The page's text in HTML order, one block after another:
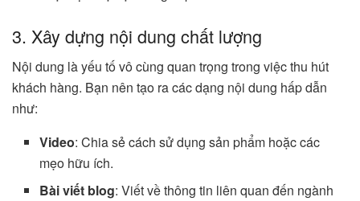
3. Xây dựng nội dung chất lượng
Nội dung là yếu tố vô cùng quan trọng trong việc thu hút
khách hàng. Bạn nên tạo ra các dạng nội dung hấp dẫn
như:
Video: Chia sẻ cách sử dụng sản phẩm hoặc các
mẹo hữu ích.
Bài viết blog: Viết về thông tin liên quan đến ngành